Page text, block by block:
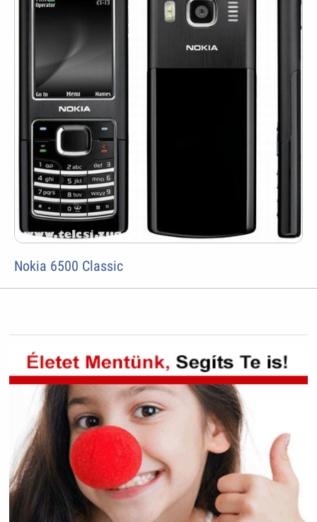
Nokia 6500 Classic